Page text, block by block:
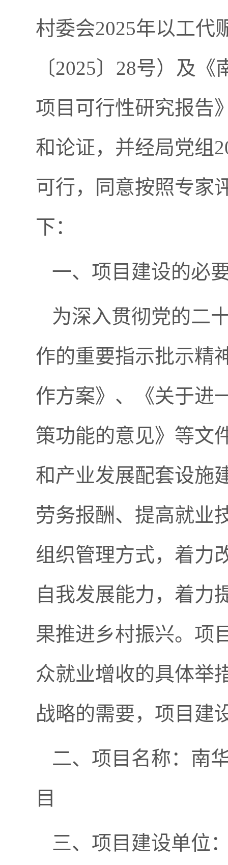
村委会2025年以工代
〔2025〕28号）及
项目可行性研究报告
和论证，并经局党组
可行，同意按照专家
下：
一、项目建设的必
为深入贯彻党的二
作的重要指示批示精
作方案》、《关于进
策功能的意见》等文
和产业发展配套设施
劳务报酬、提高就业
组织管理方式，着力
自我发展能力，着力
果推进乡村振兴。项
众就业增收的具体举
战略的需要，项目建
二、项目名称：南
目
三、项目建设单位